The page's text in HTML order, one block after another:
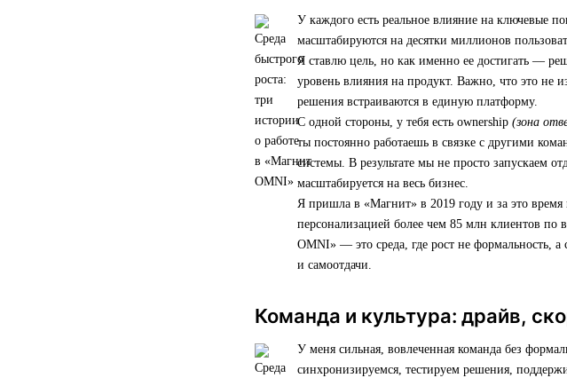
У каждого есть реальное влияние на ключевые
масштабируются на десятки миллионов
Я ставлю цель, но как именно ее достигать —
уровень влияния на продукт. Важно, что это не
решения встраиваются в единую платформу.
С одной стороны, у тебя есть ownership (зона
ты постоянно работаешь в связке с другими
системы. В результате мы не просто запускаем
масштабируется на весь бизнес.
Я пришла в «Магнит» в 2019 году и за это время
персонализацией более чем 85 млн клиентов по
OMNI» — это среда, где рост не формальность, а
и самоотдачи.
Команда и культура: драйв,
У меня сильная, вовлеченная команда без
синхронизируемся, тестируем решения,